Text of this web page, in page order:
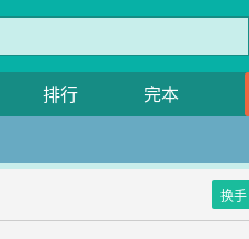
排行 完本
换手